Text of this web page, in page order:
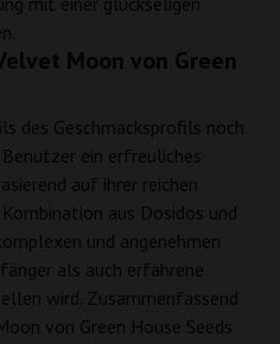
Moon von Green
des Geschmacksprofils noch
ein erfreuliches
auf ihrer reichen
aus Dosidos und
und angenehmen
als auch erfahrene
wird. Zusammenfassend
von Green House Seeds